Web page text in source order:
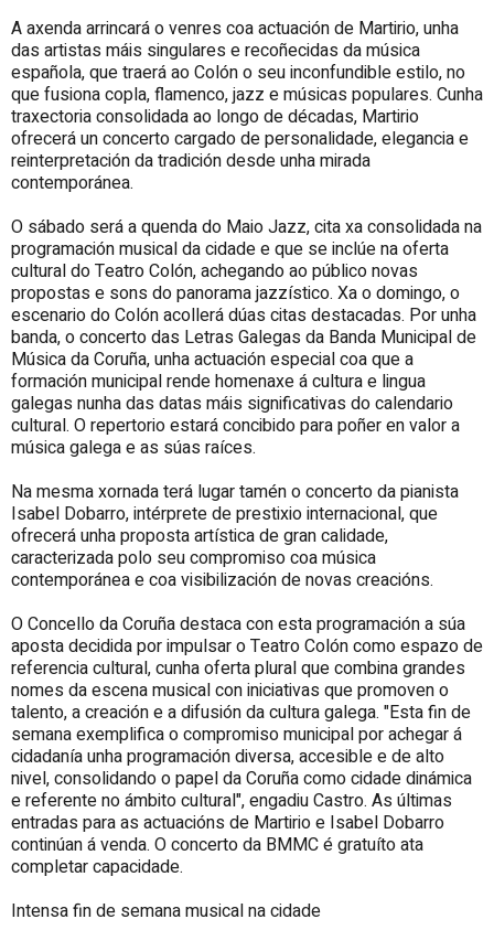
A axenda arrincará o venres coa actuación de Martirio, unha
das artistas máis singulares e recoñecidas da música
española, que traerá ao Colón o seu inconfundible estilo, no
que fusiona copla, flamenco, jazz e músicas populares. Cunha
traxectoria consolidada ao longo de décadas, Martirio
ofrecerá un concerto cargado de personalidade, elegancia e
reinterpretación da tradición desde unha mirada
contemporánea.
O sábado será a quenda do Maio Jazz, cita xa consolidada na
programación musical da cidade e que se inclúe na oferta
cultural do Teatro Colón, achegando ao público novas
propostas e sons do panorama jazzístico. Xa o domingo, o
escenario do Colón acollerá dúas citas destacadas. Por unha
banda, o concerto das Letras Galegas da Banda Municipal de
Música da Coruña, unha actuación especial coa que a
formación municipal rende homenaxe á cultura e lingua
galegas nunha das datas máis significativas do calendario
cultural. O repertorio estará concibido para poñer en valor a
música galega e as súas raíces.
Na mesma xornada terá lugar tamén o concerto da pianista
Isabel Dobarro, intérprete de prestixio internacional, que
ofrecerá unha proposta artística de gran calidade,
caracterizada polo seu compromiso coa música
contemporánea e coa visibilización de novas creacións.
O Concello da Coruña destaca con esta programación a súa
aposta decidida por impulsar o Teatro Colón como espazo de
referencia cultural, cunha oferta plural que combina grandes
nomes da escena musical con iniciativas que promoven o
talento, a creación e a difusión da cultura galega. "Esta fin de
semana exemplifica o compromiso municipal por achegar á
cidadanía unha programación diversa, accesible e de alto
nivel, consolidando o papel da Coruña como cidade dinámica
e referente no ámbito cultural", engadiu Castro. As últimas
entradas para as actuacións de Martirio e Isabel Dobarro
continúan á venda. O concerto da BMMC é gratuíto ata
completar capacidade.
Intensa fin de semana musical na cidade